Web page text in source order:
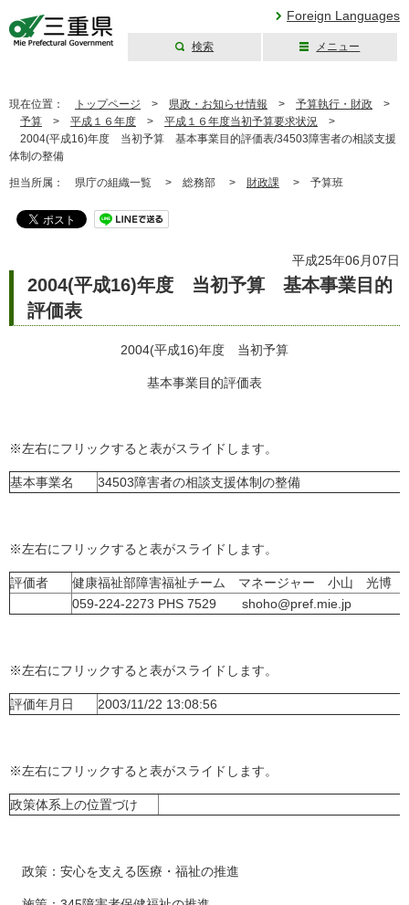
Foreign Languages
検索 メニュー
現在位置： トップページ > 県政・お知らせ情報 > 予算執行・財政 >
予算 > 平成１６年度 > 平成１６年度当初予算要求状況 >
2004(平成16)年度 当初予算 基本事業目的評価表/34503障害者の相談支援
体制の整備
担当所属： 県庁の組織一覧 > 総務部 > 財政課 > 予算班
平成25年06月07日
2004(平成16)年度 当初予算 基本事業目的
評価表
2004(平成16)年度 当初予算
基本事業目的評価表
※左右にフリックすると表がスライドします。
基本事業名 34503障害者の相談支援体制の整備
※左右にフリックすると表がスライドします。
評価者
健康福祉部障害福祉チーム マネージャー 小山 光博
059-224-2273 PHS 7529 shoho@pref.mie.jp
※左右にフリックすると表がスライドします。
評価年月日 2003/11/22 13:08:56
※左右にフリックすると表がスライドします。
政策体系上の位置づけ
政策：安心を支える医療・福祉の推進